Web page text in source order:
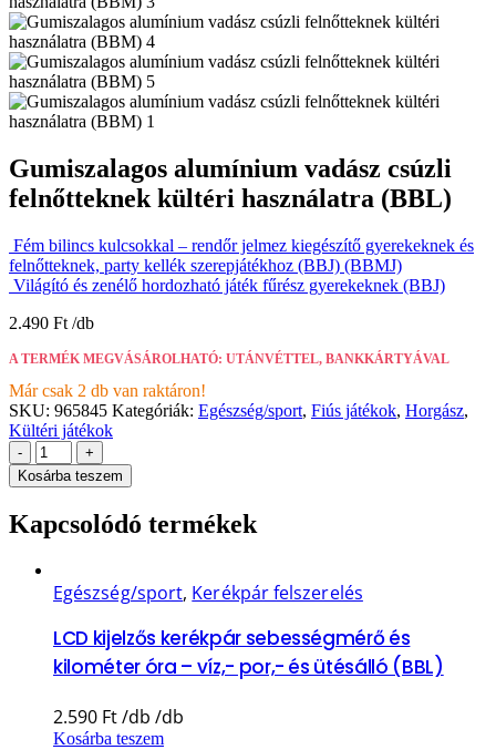
Gumiszalagos alumínium vadász csúzli
felnőtteknek kültéri használatra (BBL)
Fém bilincs kulcsokkal – rendőr jelmez kiegészítő gyerekeknek és
felnőtteknek, party kellék szerepjátékhoz (BBJ) (BBMJ)
Világító és zenélő hordozható játék fűrész gyerekeknek (BBJ)
2.490 Ft
A TERMÉK MEGVÁSÁROLHATÓ: UTÁNVÉTTEL, BANKKÁRTYÁVAL
Már csak 2 db van raktáron!
SKU: 965845 Kategóriák: Egészség/sport, Fiús játékok, Horgász,
Kültéri játékok
-
+
Kosárba teszem
Kapcsolódó termékek
Egészség/sport, Kerékpár felszerelés
LCD kijelzős kerékpár sebességmérő és
kilométer óra – víz,- por,- és ütésálló (BBL)
2.590 Ft
Kosárba teszem